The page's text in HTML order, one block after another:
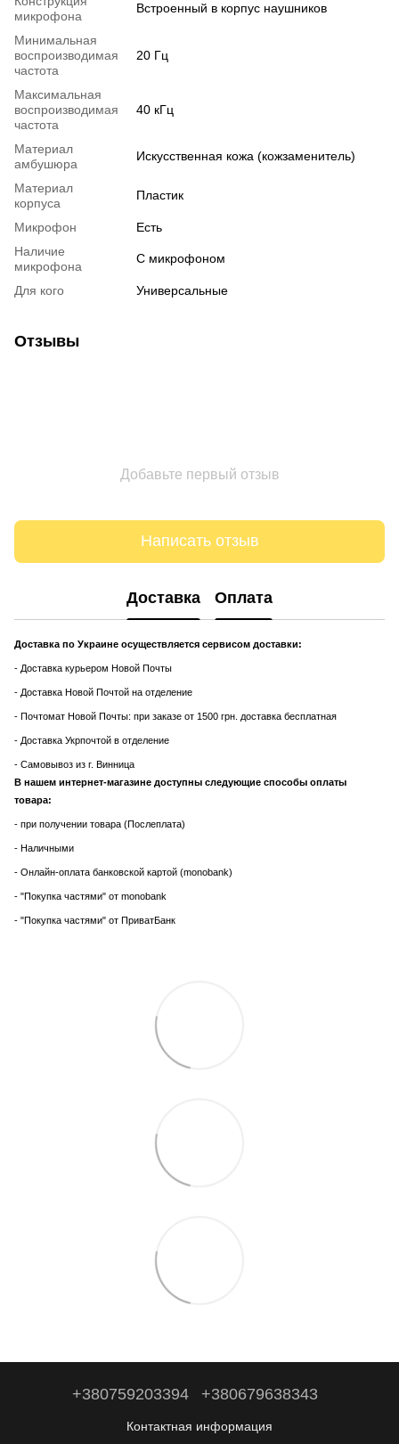
микрофона
Встроенный в корпус наушников
Минимальная
воспроизводимая
частота
20 Гц
Максимальная
воспроизводимая
частота
40 кГц
Материал
амбушюра
Искусственная кожа (кожзаменитель)
Материал
корпуса
Пластик
Микрофон
Есть
Наличие
микрофона
С микрофоном
Для кого Универсальные
Отзывы
Добавьте первый отзыв
Написать отзыв
Доставка Оплата
Доставка по Украине осуществляется сервисом доставки:
- Доставка курьером Новой Почты
- Доставка Новой Почтой на отделение
- Почтомат Новой Почты: при заказе от 1500 грн. доставка бесплатная
- Доставка Укрпочтой в отделение
- Самовывоз из г. Винница
В нашем интернет-магазине доступны следующие способы оплаты
товара:
- при получении товара (Послеплата)
- Наличными
- Онлайн-оплата банковской картой (monobank)
- "Покупка частями" от monobank
- "Покупка частями" от ПриватБанк
+380759203394 +380679638343
Контактная информация